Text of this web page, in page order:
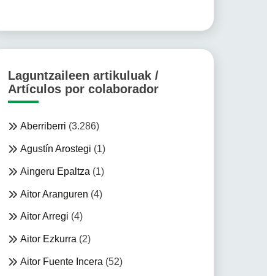
Laguntzaileen artikuluak /
Artículos por colaborador
Aberriberri (3.286)
Agustín Arostegi (1)
Aingeru Epaltza (1)
Aitor Aranguren (4)
Aitor Arregi (4)
Aitor Ezkurra (2)
Aitor Fuente Incera (52)